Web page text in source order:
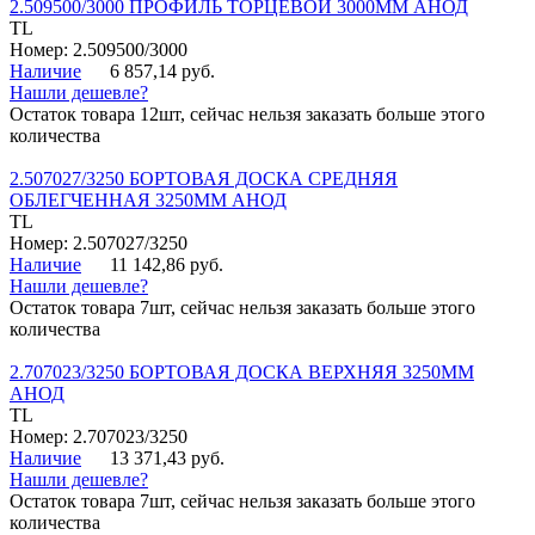
2.509500/3000 ПРОФИЛЬ ТОРЦЕВОЙ 3000ММ АНОД
TL
Номер: 2.509500/3000
Наличие
6 857,14 руб.
Нашли дешевле?
Остаток товара 12шт, сейчас нельзя заказать больше этого
количества
2.507027/3250 БОРТОВАЯ ДОСКА СРЕДНЯЯ
ОБЛЕГЧЕННАЯ 3250ММ АНОД
TL
Номер: 2.507027/3250
Наличие
11 142,86 руб.
Нашли дешевле?
Остаток товара 7шт, сейчас нельзя заказать больше этого
количества
2.707023/3250 БОРТОВАЯ ДОСКА ВЕРХНЯЯ 3250ММ
АНОД
TL
Номер: 2.707023/3250
Наличие
13 371,43 руб.
Нашли дешевле?
Остаток товара 7шт, сейчас нельзя заказать больше этого
количества